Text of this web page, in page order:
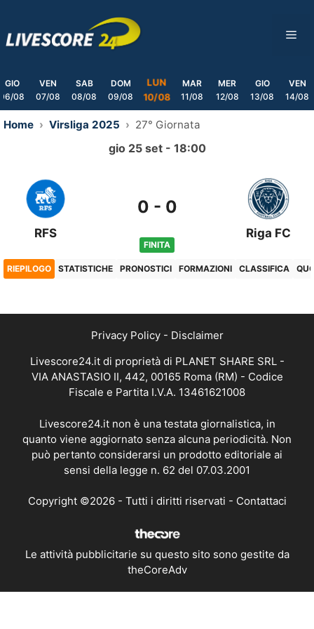
content
GIO
06/08
VEN
07/08
SAB
08/08
DOM
09/08
LUN
10/08
MAR
11/08
MER
12/08
GIO
13/08
VEN
14/08
Home Virsliga 2025 27° Giornata
gio 25 set - 18:00
RFS
0 - 0
FINITA
Riga FC
RIEPILOGO STATISTICHE PRONOSTICI FORMAZIONI CLASSIFICA
Privacy Policy- Disclaimer
Livescore24.it di proprietà di PLANET SHARE SRL -
VIA ANASTASIO II, 442, 00165 Roma (RM) - Codice
Fiscale e Partita I.V.A. 13461621008
Livescore24.it non è una testata giornalistica, in
quanto viene aggiornato senza alcuna periodicità. Non
può pertanto considerarsi un prodotto editoriale ai
sensi della legge n. 62 del 07.03.2001
Copyright ©2026 - Tutti i diritti riservati - Contattaci
Le attività pubblicitarie su questo sito sono gestite da
theCoreAdv